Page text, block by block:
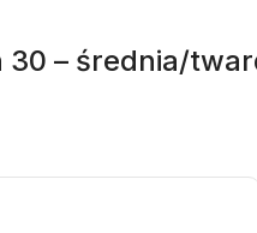
30 – średnia/